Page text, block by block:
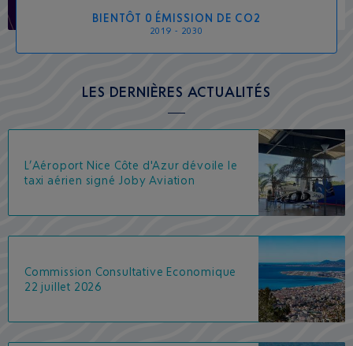
BIENTÔT 0 ÉMISSION DE CO2
2019 - 2030
LES DERNIÈRES ACTUALITÉS
L’Aéroport Nice Côte d'Azur dévoile le
taxi aérien signé Joby Aviation
Commission Consultative Economique
22 juillet 2026